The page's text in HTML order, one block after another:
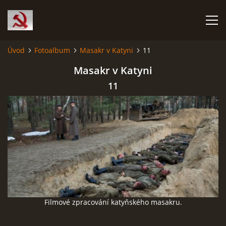
ČERNÁ KNIHA KOMUNISMU I.
ČERNÁ KNIHA KOMUNISMU II.
RUDÝ HLADOMOR: STALINOVA VÁLKA NA UKRAJINĚ
KATYŇSKÝ MASAKR
Úvod Fotoalbum Masakr v Katyni 11
Masakr v Katyni
11
Filmové zpracování katyňského masakru.